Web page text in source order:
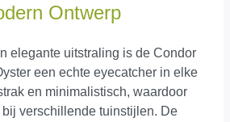
Ontwerp
elegante uitstraling is de Condor
een echte eyecatcher in elke
en minimalistisch, waardoor
bij verschillende tuinstijlen. De